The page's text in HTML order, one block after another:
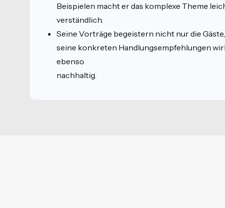
Beispielen macht er das komplexe Theme
verständlich.
Seine Vorträge begeistern nicht nur die Gäste,
seine konkreten Handlungsempfehlungen
ebenso
nachhaltig.